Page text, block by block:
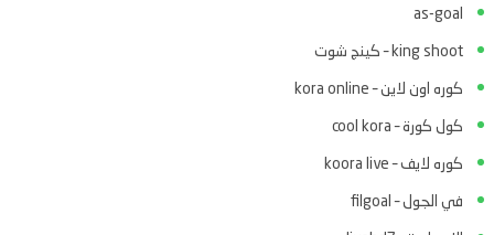
as-goal
king shoot – كينج شوت
كوره اون لاين – kora online
كول كورة – cool kora
كوره لايف – koora live
في الجول – filgoal